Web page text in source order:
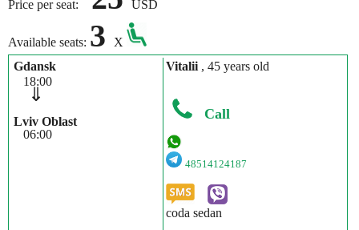
Price per seat: USD
Available seats: 3
X
Gdansk
18:00
⇓
Lviv Oblast
06:00
Vitalii , 45 years old
Call
48514124187
coda sedan